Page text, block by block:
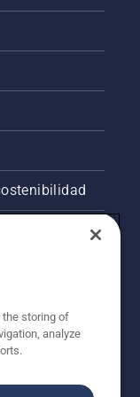
the storing of
analyze